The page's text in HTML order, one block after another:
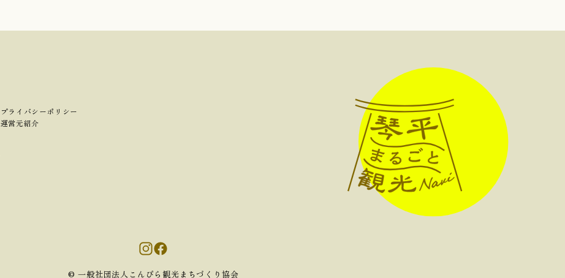
プライバシーポリシー
運営元紹介
©︎ 一般社団法人こんぴら観光まちづくり協会